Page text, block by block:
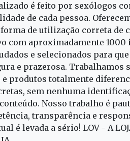
é feito por sexólogos
de cada pessoa.
de utilização correta de
com aproximadamente 1000
e selecionados para
e prazerosa. Trabalhamos
produtos totalmente
sem nenhuma
Nosso trabalho é
transparência e
é levada a sério! LOV - A